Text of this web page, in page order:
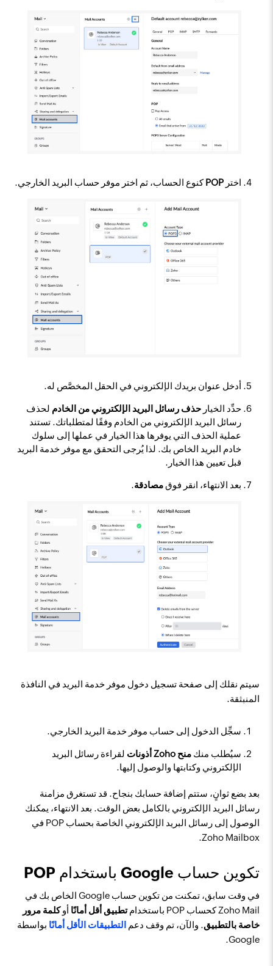
اخترPOPكنوع الحساب، ثم اختر موفر حساب البريد الخارجي.
أدخل عنوان بريدك الإلكتروني في الحقل المخصَّص له.
حدِّد الخيارحذف رسائل البريد الإلكتروني من الخادم لحذف
رسائل البريد الإلكتروني من الخادم وفقًا لمتطلباتك. تستند
عملية الحذف التي يوفرها هذا الخيار في عملها إلى سلوك
خادم البريد الخاص بك. لذا يُرجى التحقق مع موفر خدمة البريد
قبل تعيين هذا الخيار.
بعد الانتهاء، انقر فوقمصادقة.
سيتم نقلك إلى صفحة تسجيل دخول موفر خدمة البريد في النافذة
المنبثقة.
سجِّل الدخول إلى حساب موفر خدمة البريد الخارجي.
سيُطلب منكمنح Zoho أذونات
لقراءة رسائل البريد
الإلكتروني وكتابتها والوصول إليها.
بعد بضع ثوانٍ، ستتم إضافة حسابك بنجاح. قد تستغرق مزامنة
رسائل البريد الإلكتروني بالكامل بعض الوقت. بعد الانتهاء، يمكنك
الوصول إلى رسائل البريد الإلكتروني الخاصة بحساب POP في
Zoho Mailbox.
تكوين حساب Google باستخدام POP
في وقت سابق، تمكنت من تكوين حساب Google الخاص بك في
Zoho Mail كحساب POP باستخدام
تطبيق أقل أمانًا أوكلمة مرور
خاصة بالتطبيق. والآن، تم وقف دعم التطبيقات الأقل أمانًا بواسطة
Google.